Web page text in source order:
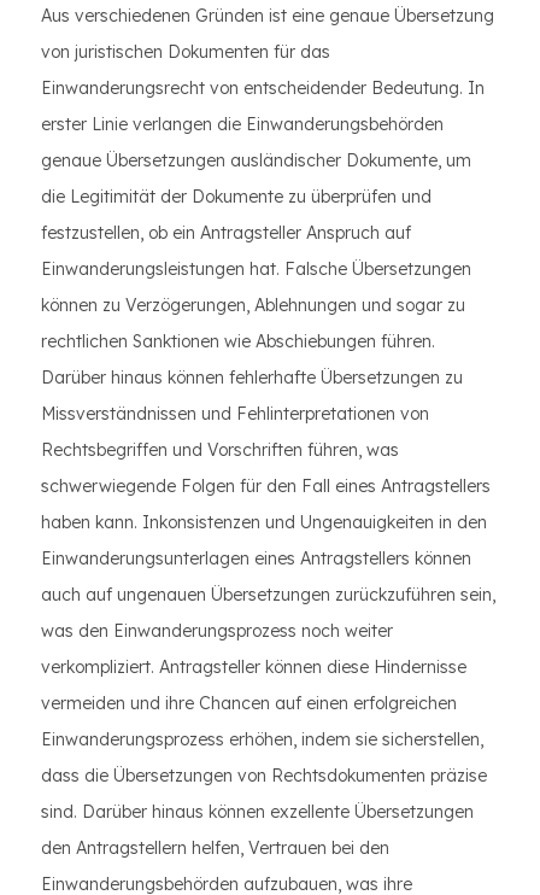
Aus verschiedenen Gründen ist eine genaue Übersetzung
von juristischen Dokumenten für das
Einwanderungsrecht von entscheidender Bedeutung. In
erster Linie verlangen die Einwanderungsbehörden
genaue Übersetzungen ausländischer Dokumente, um
die Legitimität der Dokumente zu überprüfen und
festzustellen, ob ein Antragsteller Anspruch auf
Einwanderungsleistungen hat. Falsche Übersetzungen
können zu Verzögerungen, Ablehnungen und sogar zu
rechtlichen Sanktionen wie Abschiebungen führen.
Darüber hinaus können fehlerhafte Übersetzungen zu
Missverständnissen und Fehlinterpretationen von
Rechtsbegriffen und Vorschriften führen, was
schwerwiegende Folgen für den Fall eines Antragstellers
haben kann. Inkonsistenzen und Ungenauigkeiten in den
Einwanderungsunterlagen eines Antragstellers können
auch auf ungenauen Übersetzungen zurückzuführen sein,
was den Einwanderungsprozess noch weiter
verkompliziert. Antragsteller können diese Hindernisse
vermeiden und ihre Chancen auf einen erfolgreichen
Einwanderungsprozess erhöhen, indem sie sicherstellen,
dass die Übersetzungen von Rechtsdokumenten präzise
sind. Darüber hinaus können exzellente Übersetzungen
den Antragstellern helfen, Vertrauen bei den
Einwanderungsbehörden aufzubauen, was ihre